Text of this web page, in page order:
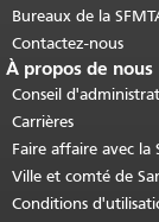
Bureaux de la
Contactez-nous
À propos de nous
Conseil
Carrières
Faire affaire avec la
Ville et comté de
Conditions